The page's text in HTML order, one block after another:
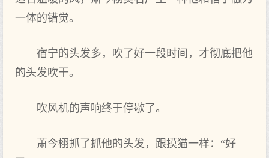
一体的错觉。
宿宁的头发多，吹了好一段时间，才彻底把他
的头发吹干。
吹风机的声‌响终于停歇了。
萧今栩抓了抓他的头发，跟摸猫一样：“好